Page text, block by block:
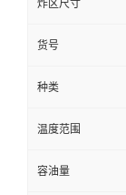
炸区尺寸
货号
种类
温度范围
容油量